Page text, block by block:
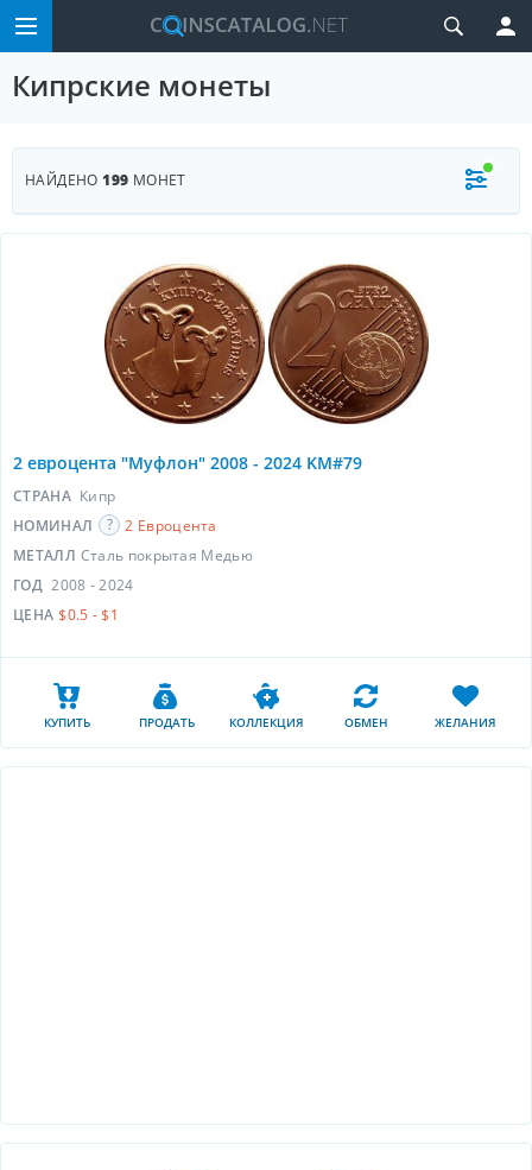
Кипрские монеты
НАЙДЕНО199 МОНЕТ
2 евроцента "Муфлон" 2008 - 2024 KM#79
СТРАНА Кипр
НОМИНАЛ
2 Евроцента
МЕТАЛЛ Сталь покрытая Медью
ГОД 2008 - 2024
ЦЕНА $0.5 - $1
КУПИТЬ ПРОДАТЬ КОЛЛЕКЦИЯ ОБМЕН ЖЕЛАНИЯ